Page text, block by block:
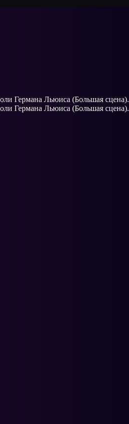
Германа Льюиса (Большая сцена).
Германа Льюиса (Большая сцена).